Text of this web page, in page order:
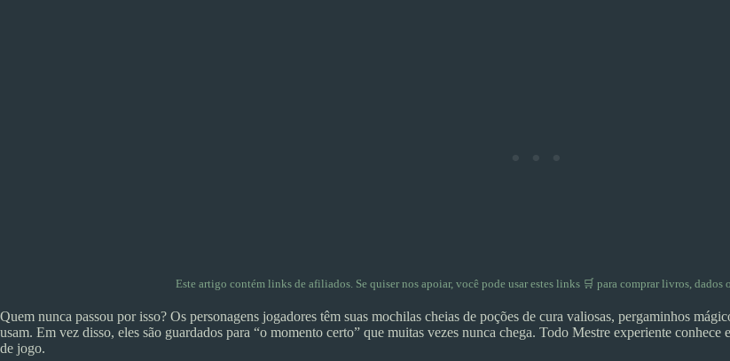
Este artigo contém links de afiliados. Se quiser nos apoiar, você pode usarestes links 🛒 para comprar livros, dados
Quem nunca passou por isso? Os personagens jogadores têm suas mochilas cheias de poções de cura valiosas, pergaminhos
usam. Em vez disso, eles são guardados para “o momento certo” que muitas vezes nunca chega. Todo Mestre experiente conhece
de jogo.